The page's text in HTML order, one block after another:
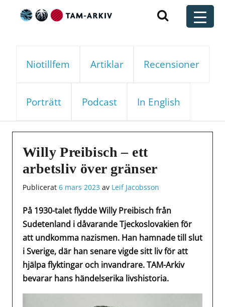
Huvudnavigering
Niotillfem Artiklar Recensioner
Porträtt Podcast In English
Willy Preibisch – ett
arbetsliv över gränser
Publicerat 6 mars 2023 av Leif Jacobsson
På 1930-talet flydde Willy Preibisch från
Sudetenland i dåvarande Tjeckoslovakien för
att undkomma nazismen. Han hamnade till slut
i Sverige, där han senare vigde sitt liv för att
hjälpa flyktingar och invandrare. TAM-Arkiv
bevarar hans händelserika livshistoria.